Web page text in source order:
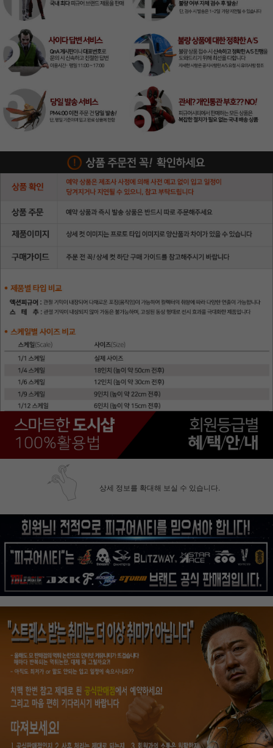
상세 정보를 확대해 보실 수 있습니다.